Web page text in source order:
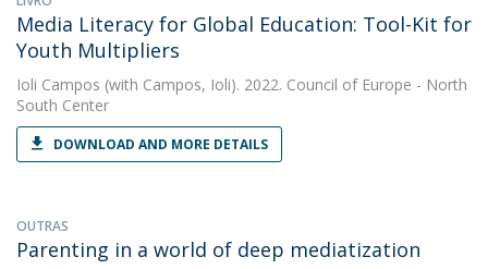
Media Literacy for Global Education: Tool-Kit for
Youth Multipliers
Ioli Campos (with Campos, Ioli). 2022. Council of Europe - North
South Center
DOWNLOAD AND MORE DETAILS
OUTRAS
Parenting in a world of deep mediatization